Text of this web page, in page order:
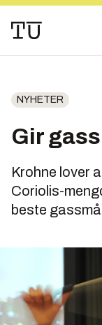
NYHETER
Gir
Krohne lover
Coriolis-
beste